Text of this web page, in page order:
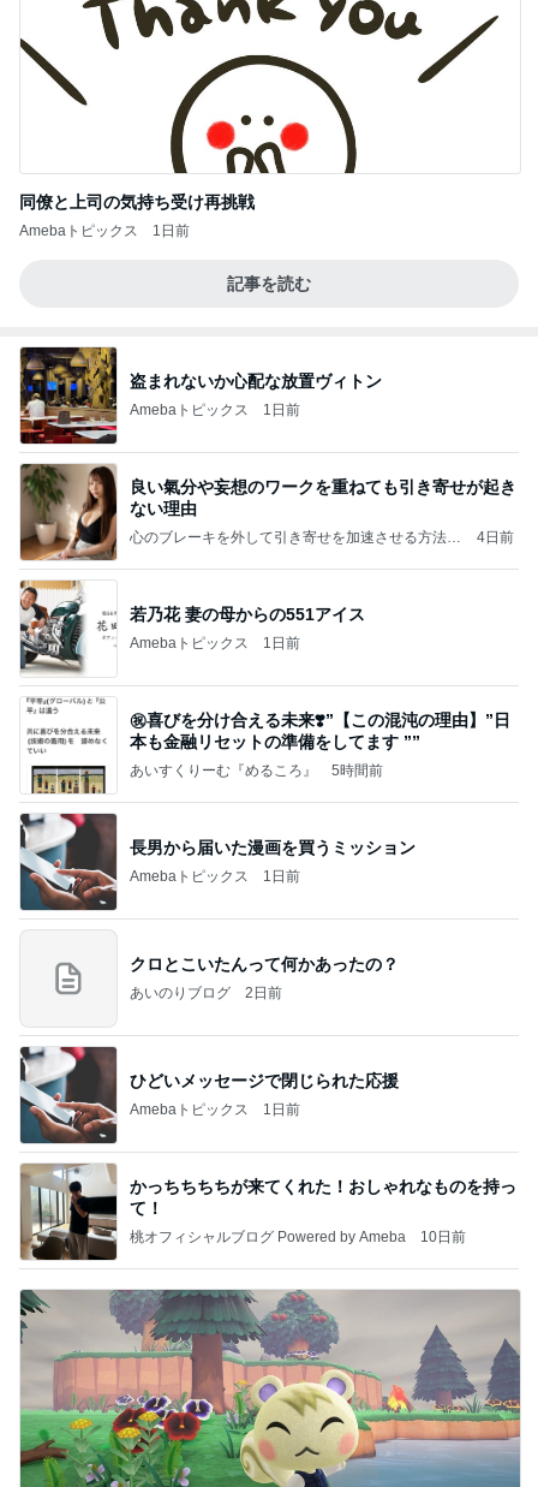
同僚と上司の気持ち受け再挑戦
Amebaトピックス 1日前
記事を読む
盗まれないか心配な放置ヴィトン
Amebaトピックス 1日前
良い氣分や妄想のワークを重ねても引き寄せが起き
ない理由
心のブレーキを外して引き寄せを加速させる方法：
4日前
若乃花 妻の母からの551アイス
Amebaトピックス 1日前
㊗️喜びを分け合える未来❣️”【この混沌の理由】”⽇
本も⾦融リセットの準備をしてます ””
あいすくりーむ『めるころ』 5時間前
長男から届いた漫画を買うミッション
Amebaトピックス 1日前
クロとこいたんって何かあったの？
あいのりブログ 2日前
ひどいメッセージで閉じられた応援
Amebaトピックス 1日前
かっちちちちが来てくれた！おしゃれなものを持っ
て！
桃オフィシャルブログ Powered by Ameba 10日前